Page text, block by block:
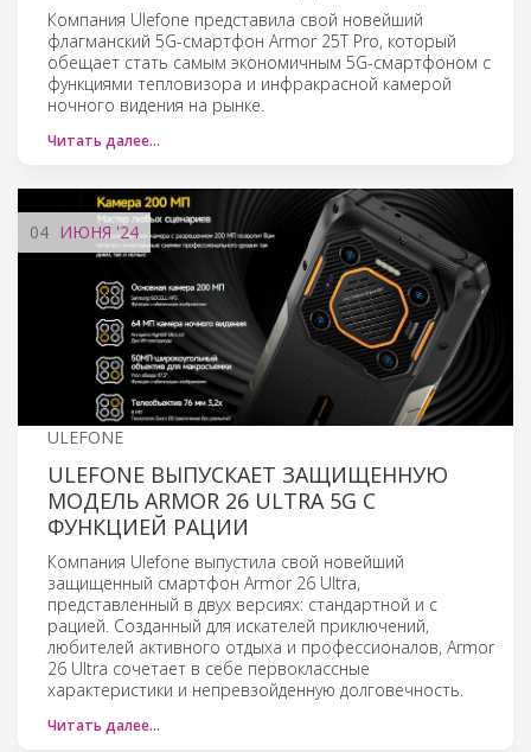
Компания Ulefone представила свой новейший
флагманский 5G-смартфон Armor 25T Pro, который
обещает стать самым экономичным 5G-смартфоном с
функциями тепловизора и инфракрасной камерой
ночного видения на рынке.
Читать далее…
04 ИЮНЯ'24
ULEFONE
ULEFONE ВЫПУСКАЕТ ЗАЩИЩЕННУЮ
МОДЕЛЬ ARMOR 26 ULTRA 5G С
ФУНКЦИЕЙ РАЦИИ
Компания Ulefone выпустила свой новейший
защищенный смартфон Armor 26 Ultra,
представленный в двух версиях: стандартной и с
рацией. Созданный для искателей приключений,
любителей активного отдыха и профессионалов, Armor
26 Ultra сочетает в себе первоклассные
характеристики и непревзойденную долговечность.
Читать далее…